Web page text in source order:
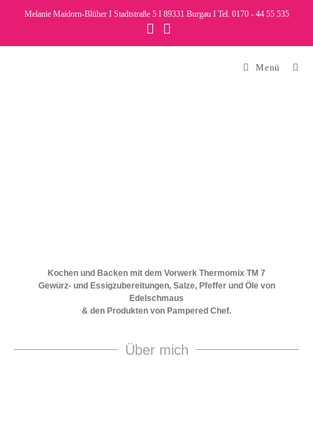
Melanie Maidorn-Blüher I Stadtstraße 5 I 89331 Burgau I Tel. 0170 - 44 55 535
Menü
Kochen und Backen mit dem Vorwerk Thermomix TM 7
Gewürz- und Essigzubereitungen, Salze, Pfeffer und Öle von
Edelschmaus
& den Produkten von Pampered Chef.
Über mich